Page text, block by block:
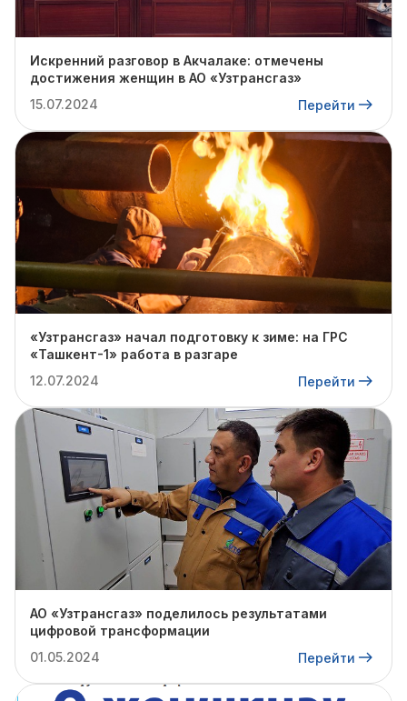
Искренний разговор в Акчалаке: отмечены
достижения женщин в АО «Узтрансгаз»
15.07.2024
Перейти
«Узтрансгаз» начал подготовку к зиме: на ГРС
«Ташкент-1» работа в разгаре
12.07.2024
Перейти
АО «Узтрансгаз» поделилось результатами
цифровой трансформации
01.05.2024
Перейти